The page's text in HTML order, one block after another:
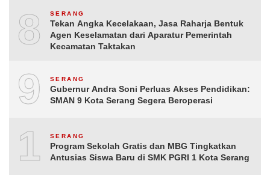
8 SERANG
Tekan Angka Kecelakaan, Jasa Raharja Bentuk
Agen Keselamatan dari Aparatur Pemerintah
Kecamatan Taktakan
9 SERANG
Gubernur Andra Soni Perluas Akses Pendidikan:
SMAN 9 Kota Serang Segera Beroperasi
10SERANG
Program Sekolah Gratis dan MBG Tingkatkan
Antusias Siswa Baru di SMK PGRI 1 Kota Serang